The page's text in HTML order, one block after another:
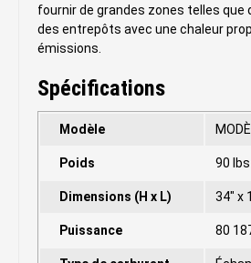
fournir de grandes zones telles
des entrepôts avec une chaleur
émissions.
Spécifications
Modèle
Poids 90 lbs
Dimensions (H x L) 34" x
Puissance 80